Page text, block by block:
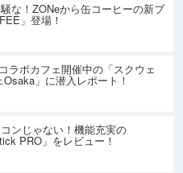
な！ZONeから缶コーヒーの新ブ
」登場！
ラボカフェ開催中の「スクウェ
」に潜入レポート！
ンじゃない！機能充実の
PRO」をレビュー！